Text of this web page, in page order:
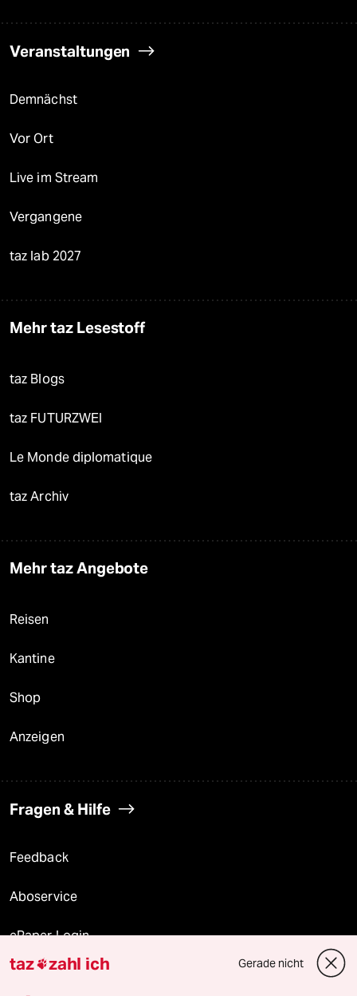
Veranstaltungen
Demnächst
Vor Ort
Live im Stream
Vergangene
taz lab 2027
Mehr taz Lesestoff
taz Blogs
taz FUTURZWEI
Le Monde diplomatique
taz Archiv
Mehr taz Angebote
Reisen
Kantine
Shop
Anzeigen
Fragen & Hilfe
Feedback
Aboservice
ePaper Login
Downloads für Abonnierende
taz zahl ich Gerade nicht